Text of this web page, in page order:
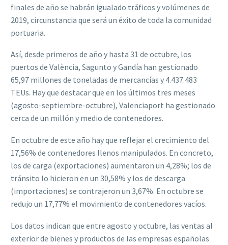
finales de año se habrán igualado tráficos y volúmenes de
2019, circunstancia que será un éxito de toda la comunidad
portuaria.
Así, desde primeros de año y hasta 31 de octubre, los
puertos de València, Sagunto y Gandía han gestionado
65,97 millones de toneladas de mercancías y 4.437.483
TEUs. Hay que destacar que en los últimos tres meses
(agosto-septiembre-octubre), Valenciaport ha gestionado
cerca de un millón y medio de contenedores.
En octubre de este año hay que reflejar el crecimiento del
17,56% de contenedores llenos manipulados. En concreto,
los de carga (exportaciones) aumentaron un 4,28%; los de
tránsito lo hicieron en un 30,58% y los de descarga
(importaciones) se contrajeron un 3,67%. En octubre se
redujo un 17,77% el movimiento de contenedores vacíos.
Los datos indican que entre agosto y octubre, las ventas al
exterior de bienes y productos de las empresas españolas